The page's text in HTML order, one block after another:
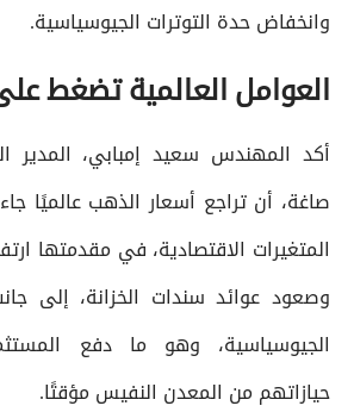
وانخفاض حدة التوترات الجيوسياسية.
العوامل العالمية تضغط
أكد المهندس سعيد إمبابي، المدير
صاغة، أن تراجع أسعار الذهب عالميًا
المتغيرات الاقتصادية، في مقدمتها
وصعود عوائد سندات الخزانة، إلى
الجيوسياسية، وهو ما دفع
حيازاتهم من المعدن النفيس مؤقتًا.